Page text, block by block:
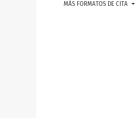
MÁS FORMATOS DE CITA